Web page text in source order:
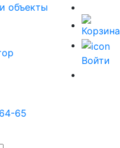
объекты
Войти
65